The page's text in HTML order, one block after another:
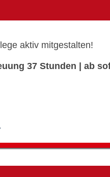
aktiv mitgestalten!
37 Stunden | ab